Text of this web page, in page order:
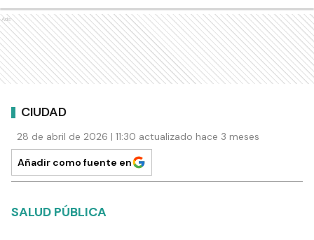
Ads
CIUDAD
28 de abril de 2026 | 11:30 actualizado hace 3 meses
Añadir como fuente en
SALUD PÚBLICA